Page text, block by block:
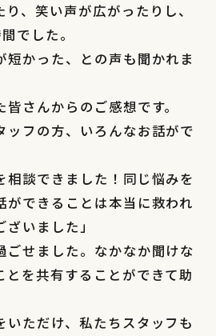
、笑い声が広がったりし、
でした。
短かった、との声も聞かれま
さんからのご感想です。
ッフの方、いろんなお話がで
相談できました！同じ悩みを
ができることは本当に救われ
いました」
ごせました。なかなか聞けな
とを共有することができて助
いただけ、私たちスタッフも